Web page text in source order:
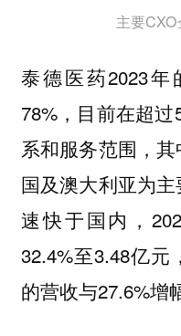
主要
泰德医药2023
78%，目前在超
系和服务范围，
国及澳大利亚为
速快于国内，
32.4%至3.48亿
的营收与27.6%增